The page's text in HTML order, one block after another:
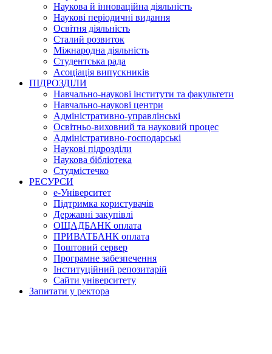
Наукова й інноваційна діяльність
Наукові періодичні видання
Освітня діяльність
Сталий розвиток
Міжнародна діяльність
Студентська рада
Асоціація випускників
ПІДРОЗДІЛИ
Навчально-наукові інститути та факультети
Навчально-наукові центри
Адміністративно-управлінські
Освітньо-виховний та науковий процес
Адміністративно-господарські
Наукові підрозділи
Наукова бібліотека
Студмістечко
РЕСУРСИ
е-Університет
Підтримка користувачів
Державні закупівлі
ОЩАДБАНК оплата
ПРИВАТБАНК оплата
Поштовий сервер
Програмне забезпечення
Інституційний репозитарій
Сайти університету
Запитати у ректора